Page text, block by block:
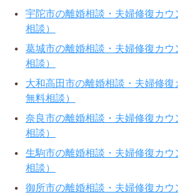
宇陀市の離婚相談・夫婦修復カ
相談）
葛城市の離婚相談・夫婦修復カ
相談）
大和高田市の離婚相談・夫婦修
無料相談）
奈良市の離婚相談・夫婦修復カ
相談）
生駒市の離婚相談・夫婦修復カ
相談）
御所市の離婚相談・夫婦修復カ